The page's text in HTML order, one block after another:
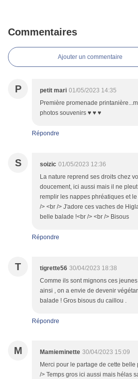
Commentaires
Ajouter un commentaire
P petit mari 01/05/2023 14:35
Première promenade
photos souvenirs ♥ ♥ ♥
Répondre
S soizic 01/05/2023 12:36
La nature reprend ses droits chez
doucement, ici aussi mais il ne
remplir les nappes phréatiques et
/> <br /> J'adore ces vaches de
belle balade !<br /> <br /> Bisous
Répondre
T tigrette56 30/04/2023 18:38
Comme ils sont mignons ces
ainsi , on a envie de devenir
balade ! Gros bisous du caillou .
Répondre
M Mamieminette 30/04/2023 15:09
Merci pour le partage de cette belle
/> Temps gros ici aussi mais hélas